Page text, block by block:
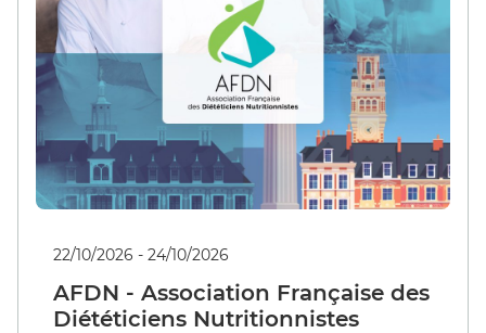
22/10/2026 - 24/10/2026
AFDN - Association Française des
Diététiciens Nutritionnistes